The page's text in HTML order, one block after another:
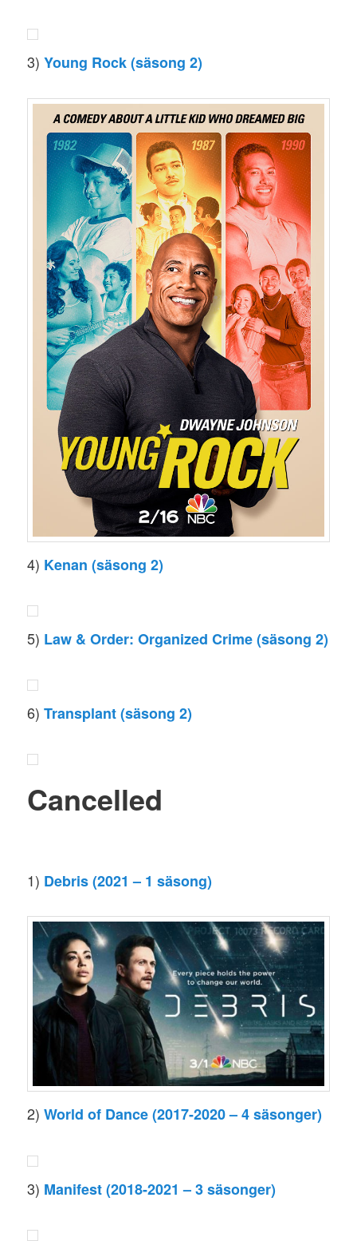
3)Young Rock (säsong 2)
4) Kenan (säsong 2)
5) Law & Order: Organized Crime (säsong 2)
6)Transplant (säsong 2)
Cancelled
1) Debris (2021 – 1 säsong)
2) World of Dance (2017-2020 – 4 säsonger)
3) Manifest (2018-2021 – 3 säsonger)